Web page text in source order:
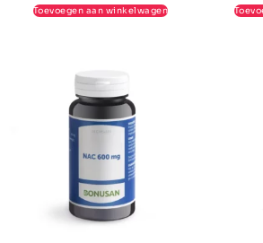
Toevoegen aan winkelwagen